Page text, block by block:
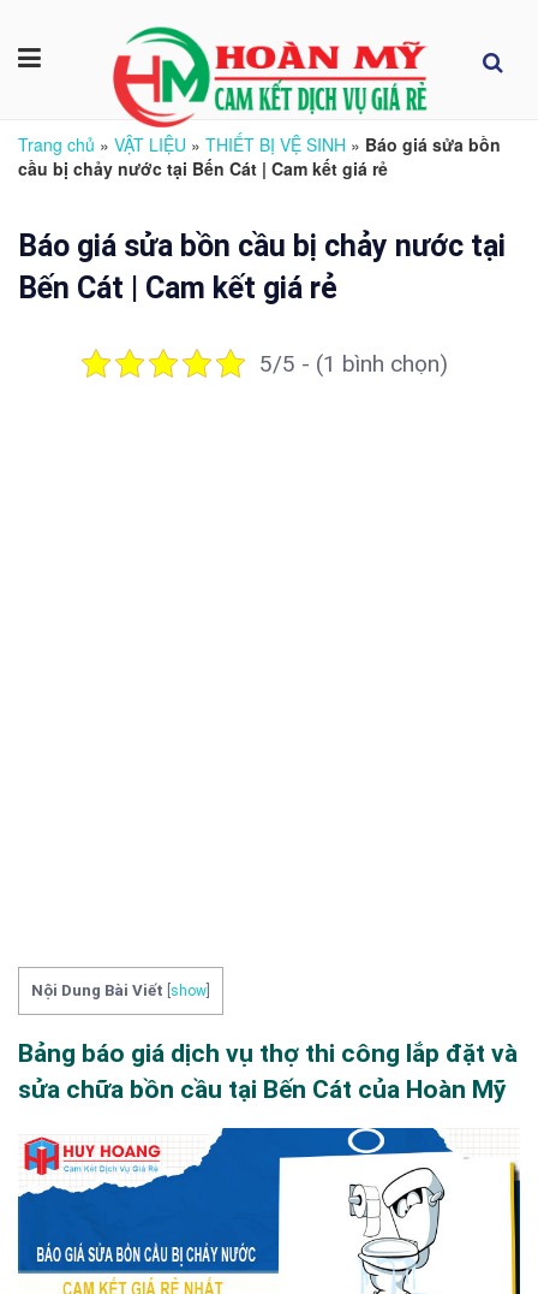
Trang chủ » VẬT LIỆU » THIẾT BỊ VỆ SINH » Báo giá sửa bồn
cầu bị chảy nước tại Bến Cát | Cam kết giá rẻ
Báo giá sửa bồn cầu bị chảy nước tại
Bến Cát | Cam kết giá rẻ
5/5 - (1 bình chọn)
Nội Dung Bài Viết show
Bảng báo giá dịch vụ thợ thi công lắp đặt và
sửa chữa bồn cầu tại Bến Cát của Hoàn Mỹ